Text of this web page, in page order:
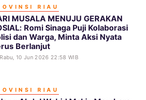
RIAU
MUSALA MENUJU GERAKAN
Romi Sinaga Puji Kolaborasi
dan Warga, Minta Aksi Nyata
Berlanjut
Rabu, 10 Jun 2026 22:58 WIB
RIAU